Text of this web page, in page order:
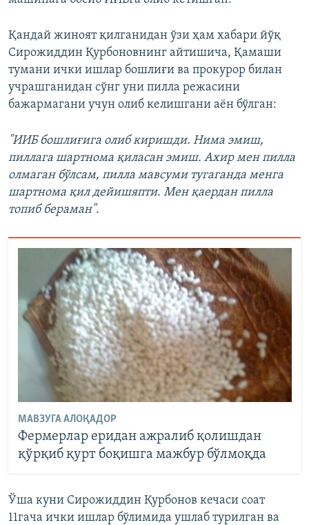
Қандай жиноят қилганидан ўзи ҳам хабари йўқ
Сирожиддин Қурбоновнинг айтишича, Қамаши
тумани ички ишлар бошлиғи ва прокурор билан
учрашганидан сўнг уни пилла режасини
бажармагани учун олиб келишгани аён бўлган:
"ИИБ бошлиғига олиб киришди. Нима эмиш,
пиллага шартнома қиласан эмиш. Ахир мен пилла
олмаган бўлсам, пилла мавсуми тугаганда менга
шартнома қил дейишяпти. Мен қаердан пилла
топиб бераман".
МАВЗУГА АЛОҚАДОР
Фермерлар еридан ажралиб қолишдан
қўрқиб қурт боқишга мажбур бўлмоқда
Ўша куни Сирожиддин Қурбонов кечаси соат
11гача ички ишлар бўлимида ушлаб турилган ва